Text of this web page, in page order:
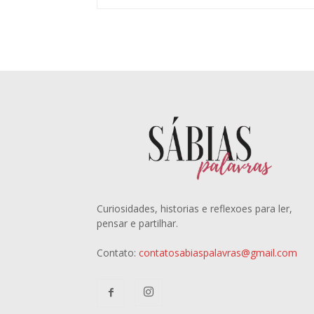
Curiosidades, historias e reflexoes para ler,
pensar e partilhar.
Contato: contatosabiaspalavras@gmail.com